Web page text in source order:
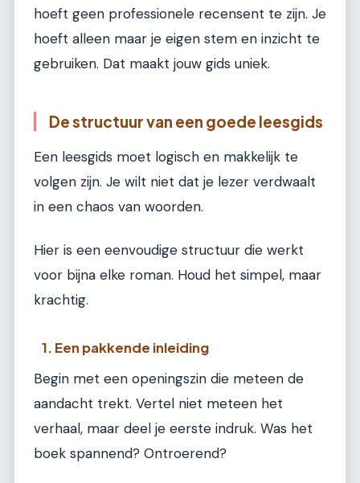
hoeft geen professionele recensent te zijn. Je
hoeft alleen maar je eigen stem en inzicht te
gebruiken. Dat maakt jouw gids uniek.
De structuur van een goede leesgids
Een leesgids moet logisch en makkelijk te
volgen zijn. Je wilt niet dat je lezer verdwaalt
in een chaos van woorden.
Hier is een eenvoudige structuur die werkt
voor bijna elke roman. Houd het simpel, maar
krachtig.
1. Een pakkende inleiding
Begin met een openingszin die meteen de
aandacht trekt. Vertel niet meteen het
verhaal, maar deel je eerste indruk. Was het
boek spannend? Ontroerend?